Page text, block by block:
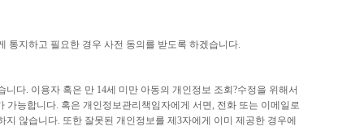
통지하고 필요한 경우 사전 동의를 받도록 하겠습니다.
다. 이용자 혹은 만 14세 미만 아동의 개인정보 조회?수정을 위해서
가능합니다. 혹은 개인정보관리책임자에게 서면, 전화 또는 이메일로
않습니다. 또한 잘못된 개인정보를 제3자에게 이미 제공한 경우에